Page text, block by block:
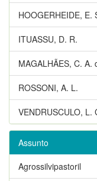
HOOGERHEIDE, E.
ITUASSU, D. R.
MAGALHÃES, C. A.
ROSSONI, A. L.
VENDRUSCULO, L.
Assunto
Agrossilvipastoril